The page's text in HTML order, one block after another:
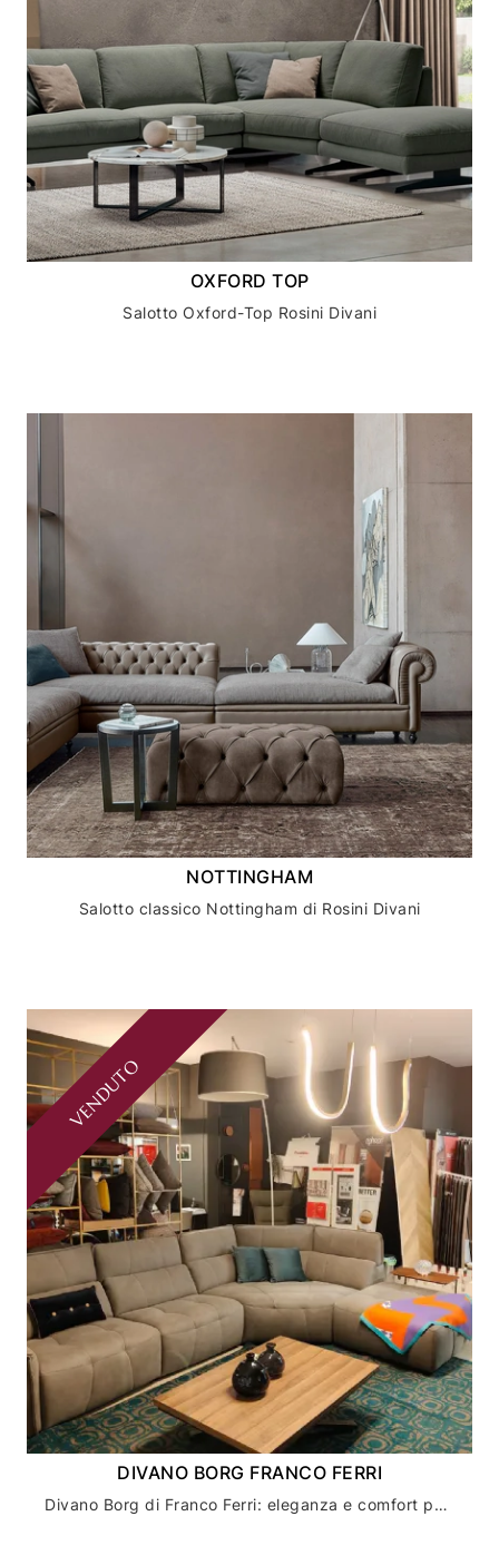
OXFORD TOP
Salotto Oxford-Top Rosini Divani
NOTTINGHAM
Salotto classico Nottingham di Rosini Divani
DIVANO BORG FRANCO FERRI
Divano Borg di Franco Ferri: eleganza e comfort per il tuo soggiorno - ambito salotti
VENDUTO